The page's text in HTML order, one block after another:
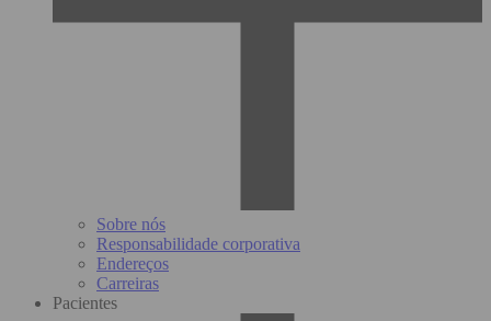
Sobre nós
Responsabilidade corporativa
Endereços
Carreiras
Pacientes